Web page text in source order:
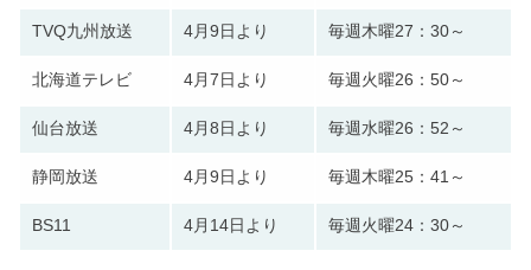
TVQ九州放送 4月9日より 毎週木曜27：30～
北海道テレビ 4月7日より 毎週火曜26：50～
仙台放送 4月8日より 毎週水曜26：52～
静岡放送 4月9日より 毎週木曜25：41～
BS11 4月14日より 毎週火曜24：30～